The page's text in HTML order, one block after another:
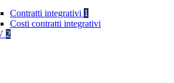
Contratti integrativi 1
Costi contratti integrativi
2